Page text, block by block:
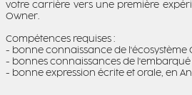
votre carrière vers une première
Owner.
Compétences requises :
- bonne connaissance de l'écosystème
- bonnes connaissances de l'embarqué
- bonne expression écrite et orale, en